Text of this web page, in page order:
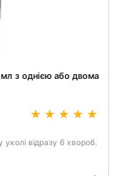
мл з однією або двома
відразу 6 хвороб.